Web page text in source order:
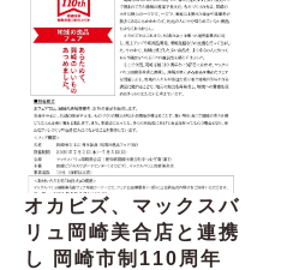
オカビズ、マックスバ
リュ岡崎美合店と連携
し 岡崎市制110周年